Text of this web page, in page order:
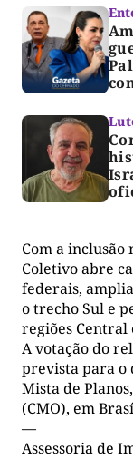
Com a
Coletivo abre
federais,
o trecho Sul e
regiões Central
A votação do
prevista para o
Mista de
(CMO), em
—
Assessoria de